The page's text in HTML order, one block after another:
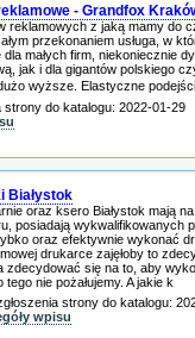
- Grandfox
reklamowych z jaką mamy do
przekonaniem usługa, w
dla małych firm, niekoniecznie
jak i dla gigantów polskiego
wyższe. Elastyczne
strony do katalogu: 2022-01-29
Białystok
oraz ksero Białystok mają
posiadają wykwalifikowanych
oraz efektywnie wykonać
drukarce zajęłoby to
zdecydować się na to, aby
tego nie pożałujemy. A jakie k
strony do katalogu:
wpisu